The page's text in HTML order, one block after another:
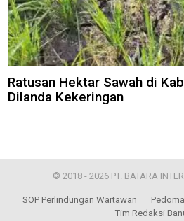
Ratusan Hektar Sawah di
Dilanda Kekeringan
© 2018 - 2026 PT. BATARA
SOP Perlindungan Wartawan
Tim Redaksi